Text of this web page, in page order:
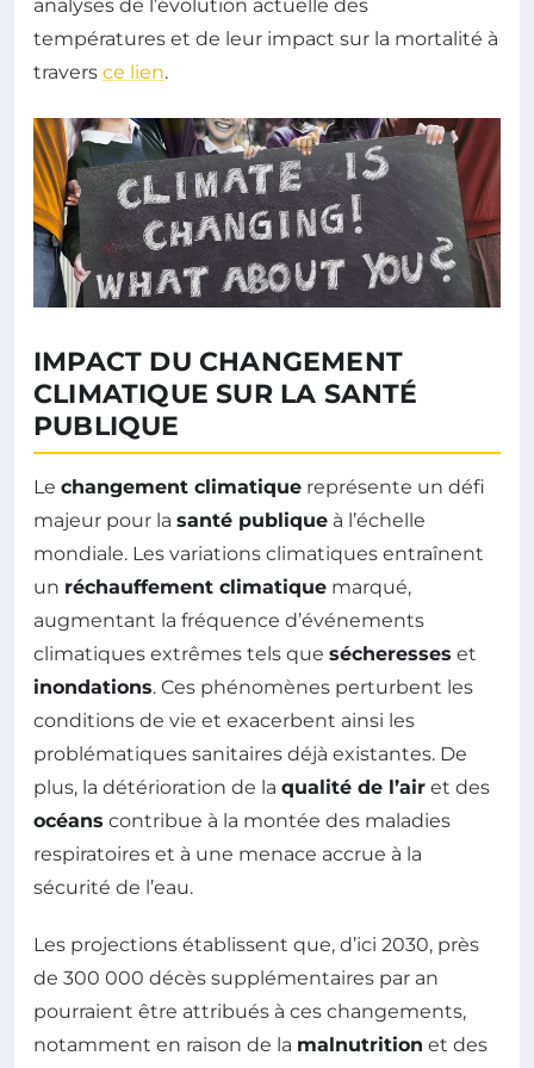
analyses de l’évolution actuelle des
températures et de leur impact sur la mortalité à
travers ce lien.
IMPACT DU CHANGEMENT
CLIMATIQUE SUR LA SANTÉ
PUBLIQUE
Le changement climatique représente un défi
majeur pour la santé publique à l’échelle
mondiale. Les variations climatiques entraînent
un réchauffement climatique marqué,
augmentant la fréquence d’événements
climatiques extrêmes tels que sécheresses et
inondations. Ces phénomènes perturbent les
conditions de vie et exacerbent ainsi les
problématiques sanitaires déjà existantes. De
plus, la détérioration de la qualité de l’air et des
océans contribue à la montée des maladies
respiratoires et à une menace accrue à la
sécurité de l’eau.
Les projections établissent que, d’ici 2030, près
de 300 000 décès supplémentaires par an
pourraient être attribués à ces changements,
notamment en raison de la malnutrition et des